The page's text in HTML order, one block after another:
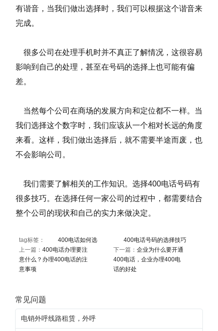
有谐音，当我们做出选择时，我们可以根据这个谐音来
完成。
很多公司在处理手机时并不真正了解情况，这很容易
影响到自己的处理，甚至在号码的选择上也可能有偏
差。
当然每个公司在商场的发展方向和定位都不一样。当
我们选择这个数字时，我们应该从一个相对长远的角度
来看。这样，我们做出选择后，就不需要半途而废，也
不会影响公司。
我们需要了解相关的工作知识。选择400电话号码有
很多技巧。在选择任何一家公司的过程中，都需要结合
整个公司的现状和自己的实力来做决定。
tag标签： 400电话如何选
400电话号码的选择技巧
上一篇： 400电话办理要注
意什么？办理400电话的注
意事项
下一篇： 企业为什么要开通
400电话，企业办理400电
话的好处
常见问题
电销外呼线路租赁，外呼